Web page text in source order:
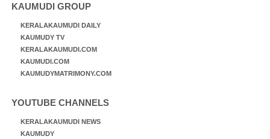
KAUMUDI GROUP
KERALAKAUMUDI DAILY
KAUMUDY TV
KERALAKAUMUDI.COM
KAUMUDI.COM
KAUMUDYMATRIMONY.COM
YOUTUBE CHANNELS
KERALAKAUMUDI NEWS
KAUMUDY